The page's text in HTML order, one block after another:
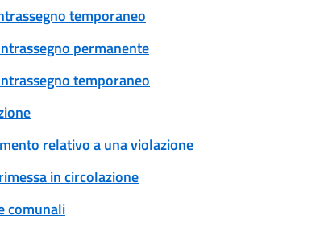
temporaneo
permanente
temporaneo
relativo a una violazione
in circolazione
comunali